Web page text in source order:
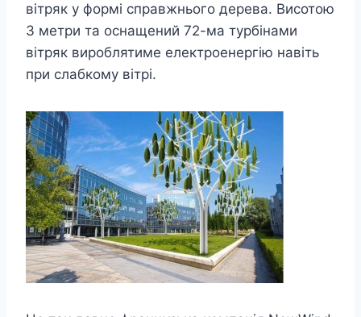
вітряк у формі справжнього дерева. Висотою
3 метри та оснащений 72-ма турбінами
вітряк вироблятиме електроенергію навіть
при слабкому вітрі.